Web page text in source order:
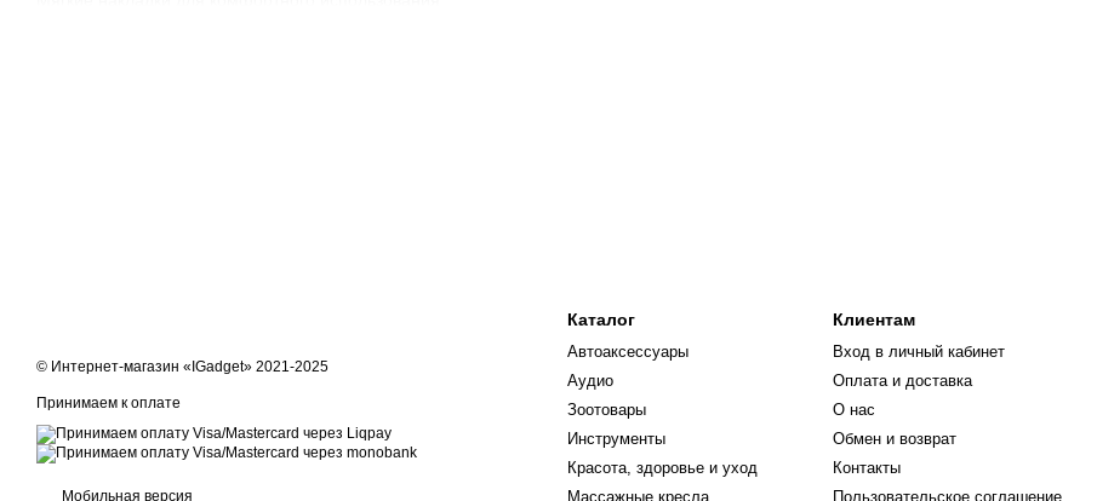
© Интернет-магазин «IGadget» 2021-2025
Принимаем к оплате
Мобильная версия
Каталог
Автоаксессуары
Аудио
Зоотовары
Инструменты
Красота, здоровье и уход
Массажные кресла
Клиентам
Вход в личный кабинет
Оплата и доставка
О нас
Обмен и возврат
Контакты
Пользовательское соглашение